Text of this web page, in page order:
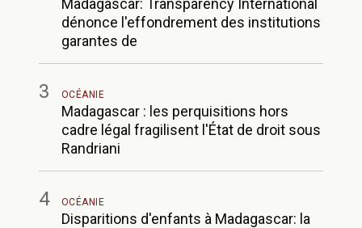
Madagascar: Transparency International
dénonce l'effondrement des institutions
garantes de
3 OCÉANIE
Madagascar : les perquisitions hors
cadre légal fragilisent l'État de droit sous
Randriani
4 OCÉANIE
Disparitions d'enfants à Madagascar: la